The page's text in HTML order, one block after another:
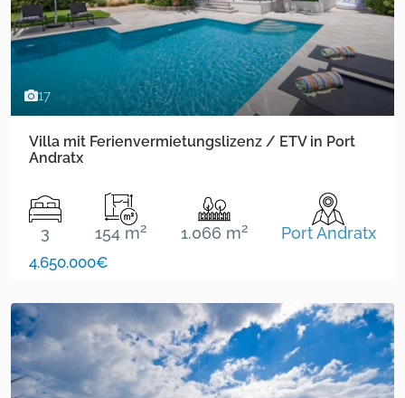
17
Villa mit Ferienvermietungslizenz / ETV in Port
Andratx
3 154 m2 1.066 m2 Port Andratx
4.650.000€